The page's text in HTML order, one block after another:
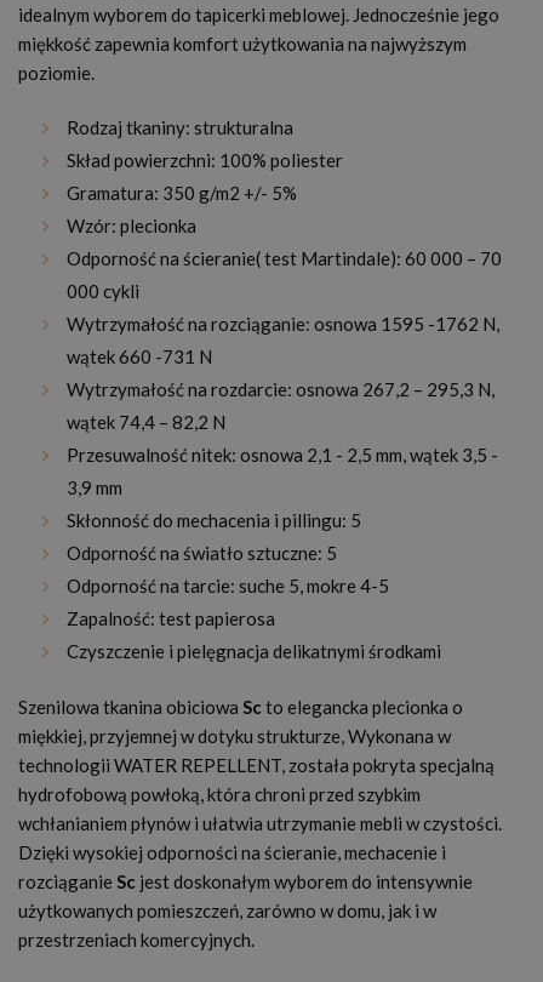
idealnym wyborem do tapicerki meblowej. Jednocześnie jego
miękkość zapewnia komfort użytkowania na najwyższym
poziomie.
Rodzaj tkaniny: strukturalna
Skład powierzchni: 100% poliester
Gramatura: 350 g/m2 +/- 5%
Wzór: plecionka
Odporność na ścieranie( test Martindale): 60 000 – 70
000 cykli
Wytrzymałość na rozciąganie: osnowa 1595 -1762 N,
wątek 660 -731 N
Wytrzymałość na rozdarcie: osnowa 267,2 – 295,3 N,
wątek 74,4 – 82,2 N
Przesuwalność nitek: osnowa 2,1 - 2,5 mm, wątek 3,5 -
3,9 mm
Skłonność do mechacenia i pillingu: 5
Odporność na światło sztuczne: 5
Odporność na tarcie: suche 5, mokre 4-5
Zapalność: test papierosa
Czyszczenie i pielęgnacja delikatnymi środkami
Szenilowa tkanina obiciowa Scto elegancka plecionka o
miękkiej, przyjemnej w dotyku strukturze, Wykonana w
technologii WATER REPELLENT, została pokryta specjalną
hydrofobową powłoką, która chroni przed szybkim
wchłanianiem płynów i ułatwia utrzymanie mebli w czystości.
Dzięki wysokiej odporności na ścieranie, mechacenie i
rozciąganie Sc jest doskonałym wyborem do intensywnie
użytkowanych pomieszczeń, zarówno w domu, jak i w
przestrzeniach komercyjnych.